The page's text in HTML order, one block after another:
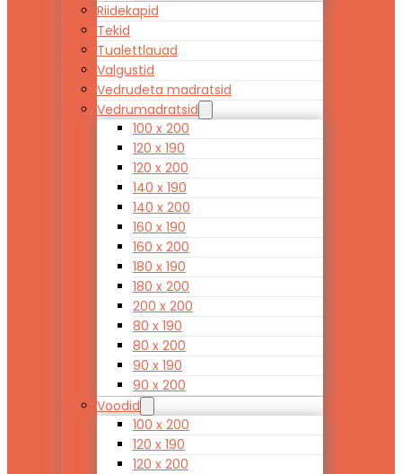
Riidekapid
Tekid
Tualettlauad
Valgustid
Vedrudeta madratsid
Vedrumadratsid
100 x 200
120 x 190
120 x 200
140 x 190
140 x 200
160 x 190
160 x 200
180 x 190
180 x 200
200 x 200
80 x 190
80 x 200
90 x 190
90 x 200
Voodid
100 x 200
120 x 190
120 x 200